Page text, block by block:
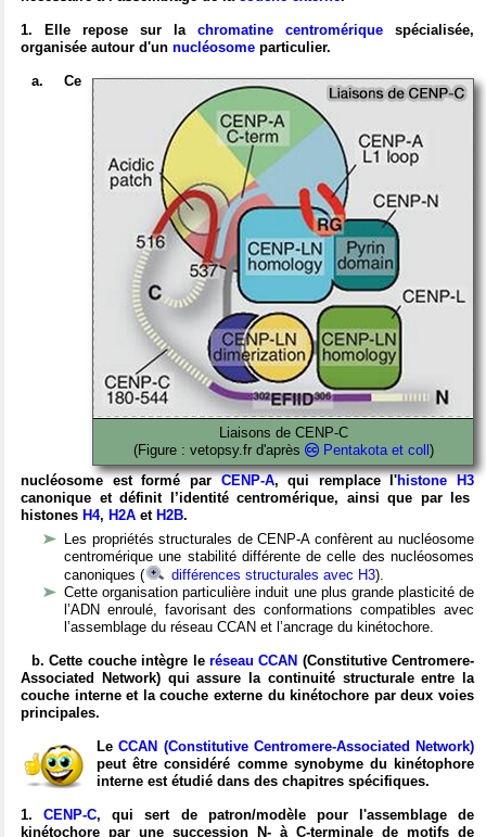
1. Elle repose sur la chromatine centromérique spécialisée,
organisée autour d'un nucléosome particulier.
Liaisons de CENP-C
(Figure : vetopsy.fr d'après
Pentakota et coll )
a. Ce
nucléosome est formé parCENP-A, qui remplacel'histone H3
canonique et définit l’identité centromérique, ainsi que par les
histones H4, H2A et H2B.
Les propriétés structurales de CENP-A confèrent au nucléosome
centromérique une stabilité différente de celle des nucléosomes
canoniques (
différences structurales avec H3).
Cette organisation particulière induit une plus grande plasticité de
l’ADN enroulé, favorisant des conformations compatibles avec
l’assemblage du réseau CCAN et l’ancrage du kinétochore.
b. Cette couche intègre le réseau CCAN (Constitutive Centromere-
Associated Network) qui assure la continuité structurale entre la
couche interne et la couche externe du kinétochore par deux voies
principales.
LeCCAN (Constitutive Centromere-Associated Network)
peut être considéré comme synobyme du kinétophore
interne est étudié dans des chapitres spécifiques.
1.CENP-C, qui sert de patron/modèle pour l'assemblage de
kinétochore par une succession N- à C-terminale de motifs de